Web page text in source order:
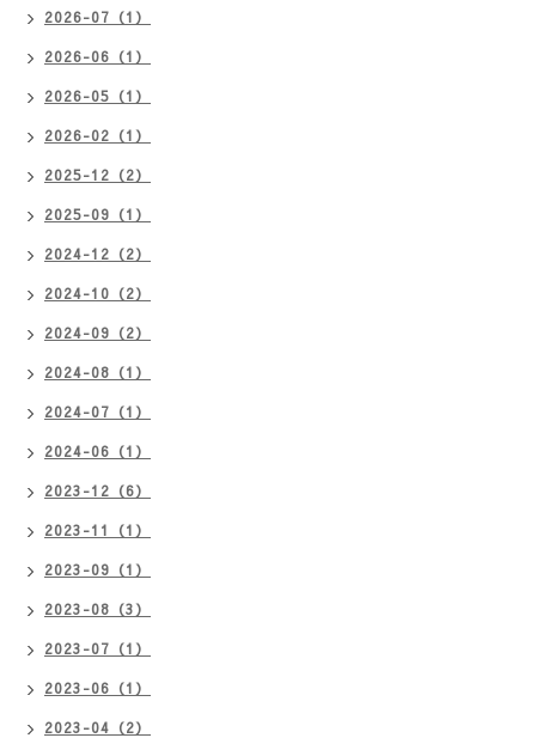
2026-07（1）
2026-06（1）
2026-05（1）
2026-02（1）
2025-12（2）
2025-09（1）
2024-12（2）
2024-10（2）
2024-09（2）
2024-08（1）
2024-07（1）
2024-06（1）
2023-12（6）
2023-11（1）
2023-09（1）
2023-08（3）
2023-07（1）
2023-06（1）
2023-04（2）